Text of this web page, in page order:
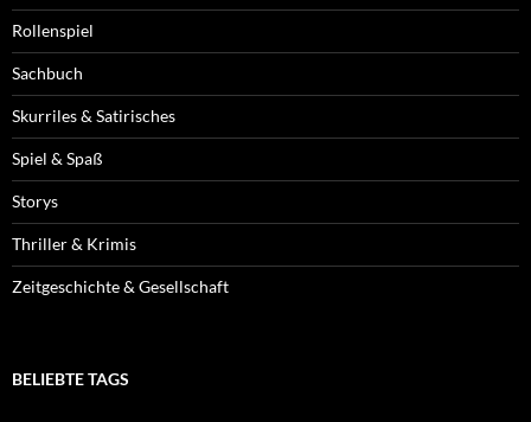
Rollenspiel
Sachbuch
Skurriles & Satirisches
Spiel & Spaß
Storys
Thriller & Krimis
Zeitgeschichte & Gesellschaft
BELIEBTE TAGS